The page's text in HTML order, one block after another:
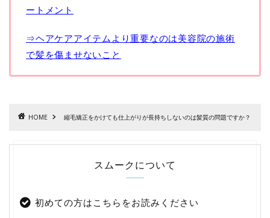
ートメント
⇒ヘアケアアイテムより重要なのは美容院の施術
で髪を傷ませないこと
HOME 縮毛矯正をかけても仕上がりが長持ちしないのは髪質の問題ですか？
スムークについて
初めての方はこちらをお読みください